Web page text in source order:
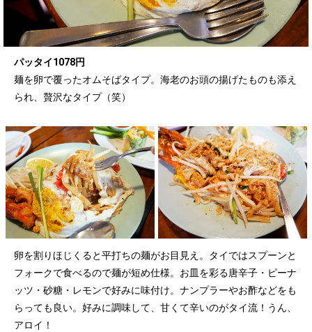
パッタイ1078円
麺を卵で覆ったオムそばタイプ。海老のお頭の揚げたものも添え
られ、贅沢なタイプ（笑）
卵を割りほじくると平打ちの麺がお目見え。タイではスプーンと
フォークで食べるので麺が短め仕様。お皿を彩る唐辛子・ピーナ
ッツ・砂糖・レモンで好みに味付け。ナンプラーやお酢などをも
らっても良い。好みに調味して、甘くて辛いのがタイ流！うん、
アロイ！